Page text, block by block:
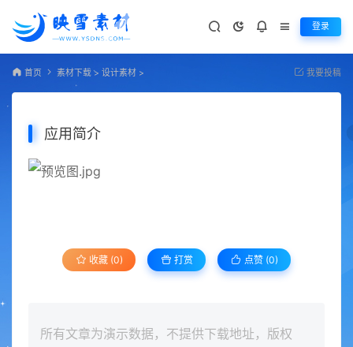
登录
首页 素材下载 > 设计素材 > 我要投稿
应用简介
收藏 (0) 打赏 点赞 (0)
所有文章为演示数据，不提供下载地址，版权